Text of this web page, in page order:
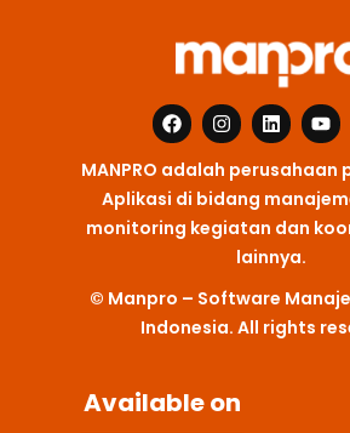
F
a
e
b
o
o
I
n
t
a
g
r
L
i
k
e
d
i
n
Y
o
t
u
b
e
MANPRO adalah perusahaan
Aplikasi di bidang
monitoring kegiatan dan
lainnya.
© Manpro – Software
Indonesia. All rights
Available on